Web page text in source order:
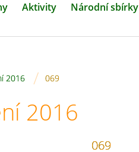
Aktivity Národní sbírky
2016 / 069
2016
069